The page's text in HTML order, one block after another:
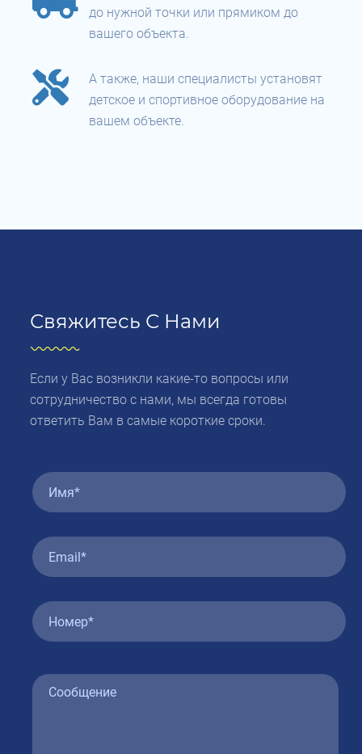
до нужной точки или прямиком до
вашего объекта.
А также, наши специалисты установят
детское и спортивное оборудование на
вашем объекте.
Свяжитесь С Нами
Если у Вас возникли какие-то вопросы или
сотрудничество с нами, мы всегда готовы
ответить Вам в самые короткие сроки.